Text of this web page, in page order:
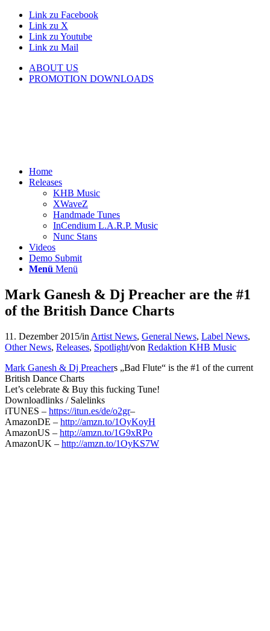
Link zu Facebook
Link zu X
Link zu Youtube
Link zu Mail
ABOUT US
PROMOTION DOWNLOADS
Home
Releases
KHB Music
XWaveZ
Handmade Tunes
InCendium L.A.R.P. Music
Nunc Stans
Videos
Demo Submit
Menü Menü
Mark Ganesh & Dj Preacher are the #1
of the British Dance Charts
11. Dezember 2015/in Artist News, General News, Label News,
Other News, Releases, Spotlight/von Redaktion KHB Music
Mark Ganesh & Dj Preachers „Bad Flute“ is the #1 of the current
British Dance Charts
Let’s celebrate & Buy this fucking Tune!
Downloadlinks / Salelinks
iTUNES – https://itun.es/de/o2gr–
AmazonDE – http://amzn.to/1OyKoyH
AmazonUS – http://amzn.to/1G9xRPo
AmazonUK – http://amzn.to/1OyKS7W